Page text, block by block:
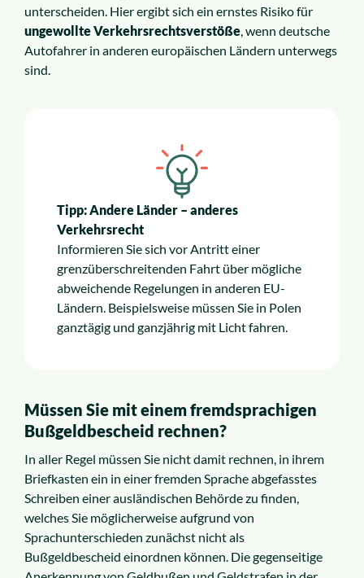
unterscheiden. Hier ergibt sich ein ernstes Risiko für
ungewollte Verkehrsrechtsverstöße , wenn deutsche
Autofahrer in anderen europäischen Ländern unterwegs
sind.
Tipp: Andere Länder – anderes
Verkehrsrecht
Informieren Sie sich vor Antritt einer
grenzüberschreitenden Fahrt über mögliche
abweichende Regelungen in anderen EU-
Ländern. Beispielsweise müssen Sie in Polen
ganztägig und ganzjährig mit Licht fahren.
Müssen Sie mit einem fremdsprachigen
Bußgeldbescheid rechnen?
In aller Regel müssen Sie nicht damit rechnen, in ihrem
Briefkasten ein in einer fremden Sprache abgefasstes
Schreiben einer ausländischen Behörde zu finden,
welches Sie möglicherweise aufgrund von
Sprachunterschieden zunächst nicht als
Bußgeldbescheid einordnen können. Die gegenseitige